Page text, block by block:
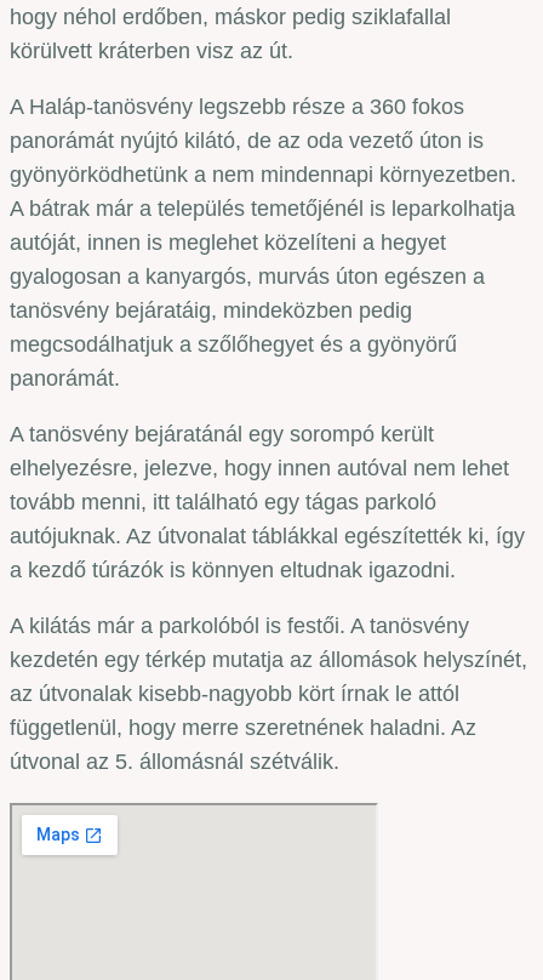
hogy néhol erdőben, máskor pedig sziklafallal
körülvett kráterben visz az út.
A Haláp-tanösvény legszebb része a 360 fokos
panorámát nyújtó kilátó, de az oda vezető úton is
gyönyörködhetünk a nem mindennapi környezetben.
A bátrak már a település temetőjénél is leparkolhatja
autóját, innen is meglehet közelíteni a hegyet
gyalogosan a kanyargós, murvás úton egészen a
tanösvény bejáratáig, mindeközben pedig
megcsodálhatjuk a szőlőhegyet és a gyönyörű
panorámát.
A tanösvény bejáratánál egy sorompó került
elhelyezésre, jelezve, hogy innen autóval nem lehet
tovább menni, itt található egy tágas parkoló
autójuknak. Az útvonalat táblákkal egészítették ki, így
a kezdő túrázók is könnyen eltudnak igazodni.
A kilátás már a parkolóból is festői. A tanösvény
kezdetén egy térkép mutatja az állomások helyszínét,
az útvonalak kisebb-nagyobb kört írnak le attól
függetlenül, hogy merre szeretnének haladni. Az
útvonal az 5. állomásnál szétválik.